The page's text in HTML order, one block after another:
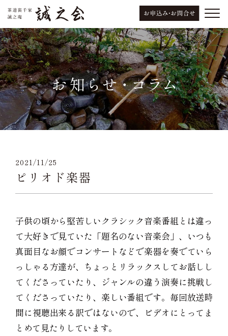
2021/11/25
ピリオド楽器
子供の頃から堅苦しいクラシック音楽番組とは違っ
て大好きで見ていた「題名のない音楽会」、いつも
真面目なお顔でコンサートなどで楽器を奏でていら
っしゃる方達が、ちょっとリラックスしてお話しし
てくださっていたり、ジャンルの違う演奏に挑戦し
てくださっていたり、楽しい番組です。毎回放送時
間に視聴出来る訳ではないので、ビデオにとってま
とめて見たりしています。